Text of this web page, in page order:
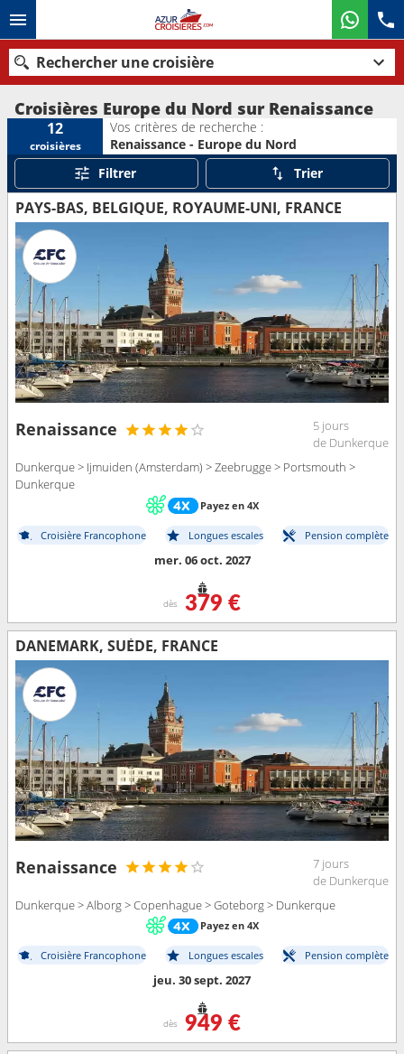
Rechercher une croisière
Nos destinations
Mois de départ
Ports
Rechercher
Croisières Europe du Nord sur Renaissance
12
croisières
Vos critères de recherche :
Renaissance - Europe du Nord
Filtrer
Trier
PAYS-BAS, BELGIQUE, ROYAUME-UNI, FRANCE
Renaissance
5 jours
de Dunkerque
Dunkerque > Ijmuiden (Amsterdam) > Zeebrugge > Portsmouth >
Dunkerque
Payez en 4X
Croisière Francophone Longues escales Pension complète
mer. 06 oct. 2027
dès 379 €
DANEMARK, SUÈDE, FRANCE
Renaissance
7 jours
de Dunkerque
Dunkerque > Alborg > Copenhague > Goteborg > Dunkerque
Payez en 4X
Croisière Francophone Longues escales Pension complète
jeu. 30 sept. 2027
dès 949 €